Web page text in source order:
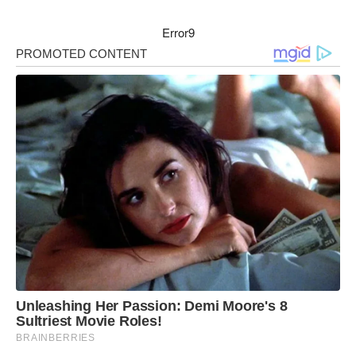
Error9